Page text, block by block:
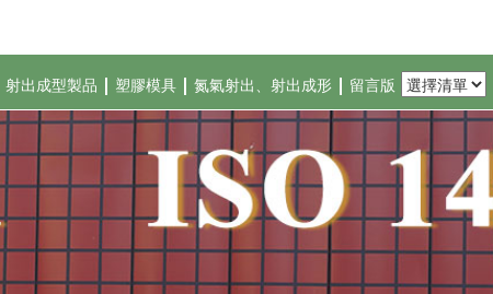
射出成型製品 塑膠模具 氮氣射出、射出成形 留言版